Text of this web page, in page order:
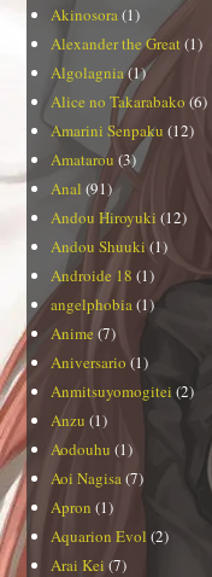
Akinosora (1)
Alexander the Great(1)
Algolagnia(1)
Alice no Takarabako (6)
Amarini Senpaku (12)
Amatarou (3)
Anal (91)
Andou Hiroyuki (12)
Andou Shuuki (1)
Androide 18 (1)
angelphobia (1)
Anime (7)
Aniversario (1)
Anmitsuyomogitei (2)
Anzu (1)
Aodouhu (1)
Aoi Nagisa (7)
Apron (1)
Aquarion Evol (2)
Arai Kei (7)